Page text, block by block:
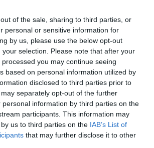
of the sale, sharing to third parties, or
personal or sensitive information for
by us, please use the below opt-out
selection. Please note that after your
you may continue seeing
based on personal information utilized by
disclosed to third parties prior to
separately opt-out of the further
personal information by third parties on the
participants. This information may
us to third parties on the IAB’s List of
that may further disclose it to other
ακόμη ότι η Ελλάδα
«διακεκαυμένη ζώνη» της
οι πλέον ευάλωτες περιοχές
τη Θράκη και την ανατολική
Εύβοια, την ανατολική
την ανατολική
τα νησιά του ανατολικού
που επηρεάζονται ιδιαίτερα
και παρουσιάζουν αυξημένο
εξάπλωσης πυρκαγιών.